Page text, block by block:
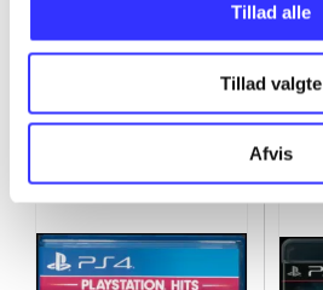
Tillad alle
Tillad valgte
Afvis
Minder om